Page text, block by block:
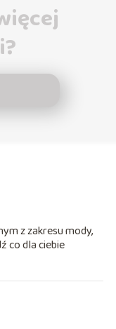
z zakresu mody,
co dla ciebie